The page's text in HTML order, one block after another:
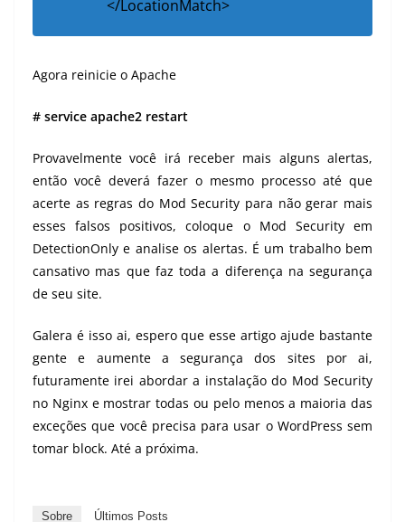
</LocationMatch>
Agora reinicie o Apache
# service apache2 restart
Provavelmente você irá receber mais alguns alertas,
então você deverá fazer o mesmo processo até que
acerte as regras do Mod Security para não gerar mais
esses falsos positivos, coloque o Mod Security em
DetectionOnly e analise os alertas. É um trabalho bem
cansativo mas que faz toda a diferença na segurança
de seu site.
Galera é isso ai, espero que esse artigo ajude bastante
gente e aumente a segurança dos sites por ai,
futuramente irei abordar a instalação do Mod Security
no Nginx e mostrar todas ou pelo menos a maioria das
exceções que você precisa para usar o WordPress sem
tomar block. Até a próxima.
Sobre Últimos Posts